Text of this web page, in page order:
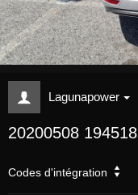
Lagunapower
20200508 194518
Codes d'intégration